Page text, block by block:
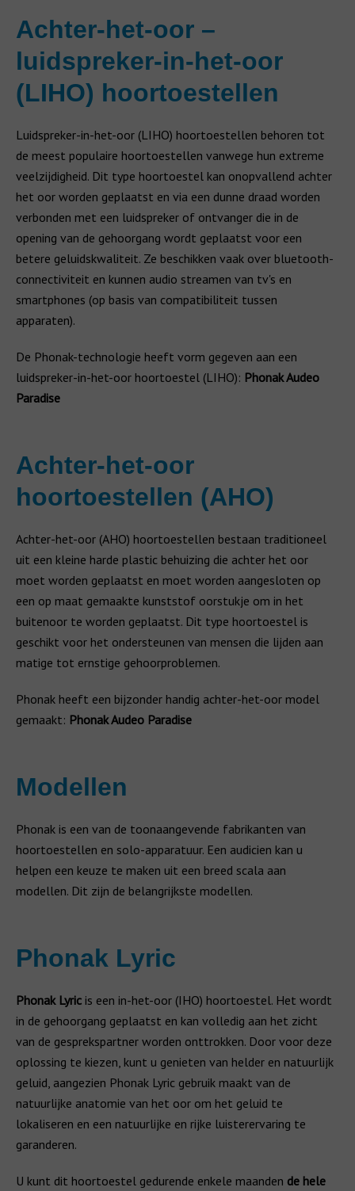
Achter-het-oor –
luidspreker-in-het-oor
(LIHO) hoortoestellen
Luidspreker-in-het-oor (LIHO) hoortoestellen behoren tot
de meest populaire hoortoestellen vanwege hun extreme
veelzijdigheid. Dit type hoortoestel kan onopvallend achter
het oor worden geplaatst en via een dunne draad worden
verbonden met een luidspreker of ontvanger die in de
opening van de gehoorgang wordt geplaatst voor een
betere geluidskwaliteit. Ze beschikken vaak over bluetooth-
connectiviteit en kunnen audio streamen van tv's en
smartphones (op basis van compatibiliteit tussen
apparaten).
De Phonak-technologie heeft vorm gegeven aan een
luidspreker-in-het-oor hoortoestel (LIHO): Phonak Audeo
Paradise
Achter-het-oor
hoortoestellen (AHO)
Achter-het-oor (AHO) hoortoestellen bestaan traditioneel
uit een kleine harde plastic behuizing die achter het oor
moet worden geplaatst en moet worden aangesloten op
een op maat gemaakte kunststof oorstukje om in het
buitenoor te worden geplaatst. Dit type hoortoestel is
geschikt voor het ondersteunen van mensen die lijden aan
matige tot ernstige gehoorproblemen.
Phonak heeft een bijzonder handig achter-het-oor model
gemaakt: Phonak Audeo Paradise
Modellen
Phonak is een van de toonaangevende fabrikanten van
hoortoestellen en solo-apparatuur. Een audicien kan u
helpen een keuze te maken uit een breed scala aan
modellen. Dit zijn de belangrijkste modellen.
Phonak Lyric
Phonak Lyric is een in-het-oor (IHO) hoortoestel. Het wordt
in de gehoorgang geplaatst en kan volledig aan het zicht
van de gesprekspartner worden onttrokken. Door voor deze
oplossing te kiezen, kunt u genieten van helder en natuurlijk
geluid, aangezien Phonak Lyric gebruik maakt van de
natuurlijke anatomie van het oor om het geluid te
lokaliseren en een natuurlijke en rijke luisterervaring te
garanderen.
U kunt dit hoortoestel gedurende enkele maanden de hele